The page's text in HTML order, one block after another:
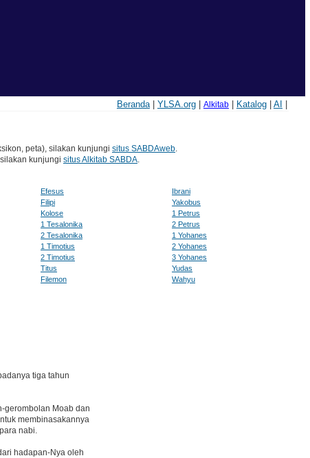
Beranda| YLSA.org| Alkitab| Katalog| AI
peta), silakan kunjungi situs SABDAweb.
kunjungi situs Alkitab SABDA.
Efesus
Filipi
Kolose
1 Tesalonika
2 Tesalonika
1 Timotius
2 Timotius
Titus
Filemon
Ibrani
Yakobus
1 Petrus
2 Petrus
1 Yohanes
2 Yohanes
3 Yohanes
Yudas
Wahyu
tiga tahun
gerombolan Moab dan
membinasakannya
nabi.
hadapan-Nya oleh